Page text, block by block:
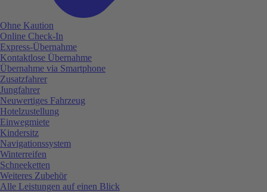
Ohne Kaution
Online Check-In
Express-Übernahme
Kontaktlose Übernahme
Übernahme via Smartphone
Zusatzfahrer
Jungfahrer
Neuwertiges Fahrzeug
Hotelzustellung
Einwegmiete
Kindersitz
Navigationssystem
Winterreifen
Schneeketten
Weiteres Zubehör
Alle Leistungen auf einen Blick